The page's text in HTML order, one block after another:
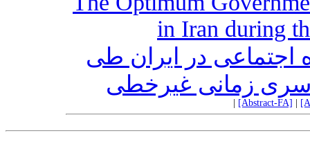
in Iran during
اجتماعی در ایران طی
[Abstract-FA]